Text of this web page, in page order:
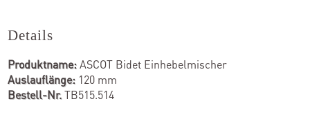
Details
Produktname:ASCOT Bidet Einhebelmischer
Auslauflänge: 120 mm
Bestell-Nr.TB515.514